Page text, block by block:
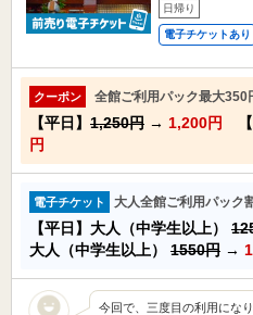
日帰り
電子チケットあり
クーポン 全館ご利用パック最大
【平日】 1,250円 → 1,200円 【
円
電子チケット 大人全館ご利用パック
【平日】大人（中学生以上）
大人（中学生以上） 1550円 →
今回で、三度目の利用にな